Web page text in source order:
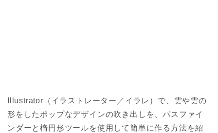
Illustrator（イラストレーター／イラレ）で、雲や雲の
形をしたポップなデザインの吹き出しを、パスファイ
ンダーと楕円形ツールを使用して簡単に作る方法を紹